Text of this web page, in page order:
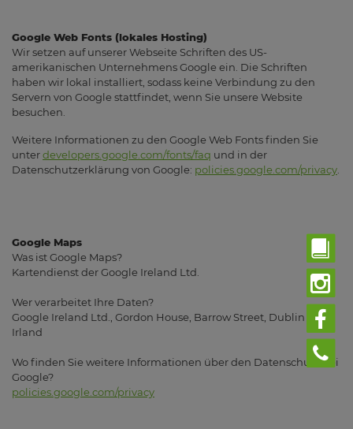
Google Web Fonts (lokales Hosting)
Wir setzen auf unserer Webseite Schriften des US-
amerikanischen Unternehmens Google ein. Die Schriften
haben wir lokal installiert, sodass keine Verbindung zu den
Servern von Google stattfindet, wenn Sie unsere Website
besuchen.
Weitere Informationen zu den Google Web Fonts finden Sie
unterdevelopers.google.com/fonts/faq und in der
Datenschutzerklärung von Google: policies.google.com/privacy.
Google Maps
Was ist Google Maps?
Kartendienst der Google Ireland Ltd.
Wer verarbeitet Ihre Daten?
Google Ireland Ltd., Gordon House, Barrow Street, Dublin 4,
Irland
Wo finden Sie weitere Informationen über den Datenschutz bei
Google?
policies.google.com/privacy